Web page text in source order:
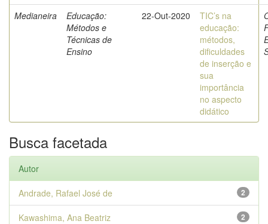
Medianeira
Educação:
Métodos e
Técnicas de
Ensino
22-Out-2020
TIC’s na
educação:
métodos,
dificuldades
de inserção e
sua
importância
no aspecto
didático
Busca facetada
Autor
2
Andrade, Rafael José de
2
Kawashima, Ana Beatriz